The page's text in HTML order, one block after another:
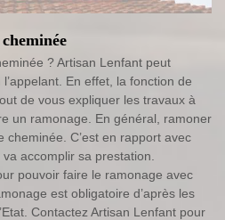
? Artisan Lenfant peut
En effet, la fonction de
de vous expliquer les travaux à
un ramonage. En général, ramoner
cheminée. C’est en rapport avec
accomplir sa prestation.
pouvoir faire le ramonage avec
est obligatoire d’après les
Contactez Artisan Lenfant pour